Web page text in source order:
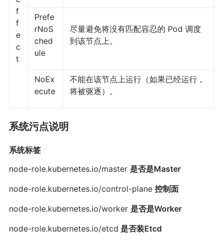
f
f
e
c
t
Prefe
rNoS
ched
ule
尽量避免将没有匹配容忍的 Pod 调度
到该节点上。
NoEx
ecute
不能在该节点上运行（如果已经运行，
将被驱逐）。
系统污点说明
系统标签
node-role.kubernetes.io/master 是否是Master
node-role.kubernetes.io/control-plane 控制面
node-role.kubernetes.io/worker 是否是Worker
node-role.kubernetes.io/etcd 是否装Etcd